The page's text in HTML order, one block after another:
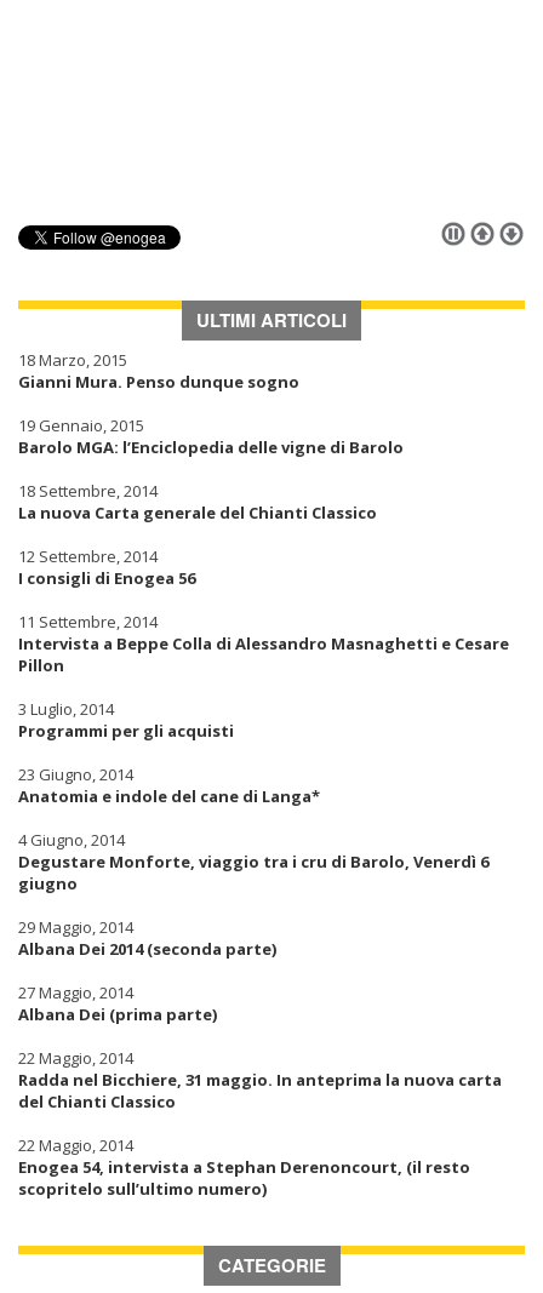
ULTIMI ARTICOLI
18 Marzo, 2015
Gianni Mura. Penso dunque sogno
19 Gennaio, 2015
Barolo MGA: l’Enciclopedia delle vigne di Barolo
18 Settembre, 2014
La nuova Carta generale del Chianti Classico
12 Settembre, 2014
I consigli di Enogea 56
11 Settembre, 2014
Intervista a Beppe Colla di Alessandro Masnaghetti e Cesare
Pillon
3 Luglio, 2014
Programmi per gli acquisti
23 Giugno, 2014
Anatomia e indole del cane di Langa*
4 Giugno, 2014
Degustare Monforte, viaggio tra i cru di Barolo, Venerdì 6
giugno
29 Maggio, 2014
Albana Dei 2014 (seconda parte)
27 Maggio, 2014
Albana Dei (prima parte)
22 Maggio, 2014
Radda nel Bicchiere, 31 maggio. In anteprima la nuova carta
del Chianti Classico
22 Maggio, 2014
Enogea 54, intervista a Stephan Derenoncourt, (il resto
scopritelo sull’ultimo numero)
CATEGORIE